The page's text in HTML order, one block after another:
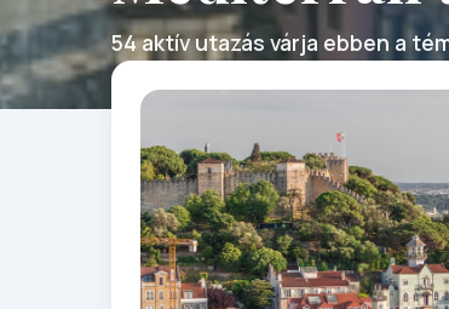
54 aktív utazás várja ebben a